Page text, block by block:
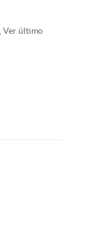
Ver último